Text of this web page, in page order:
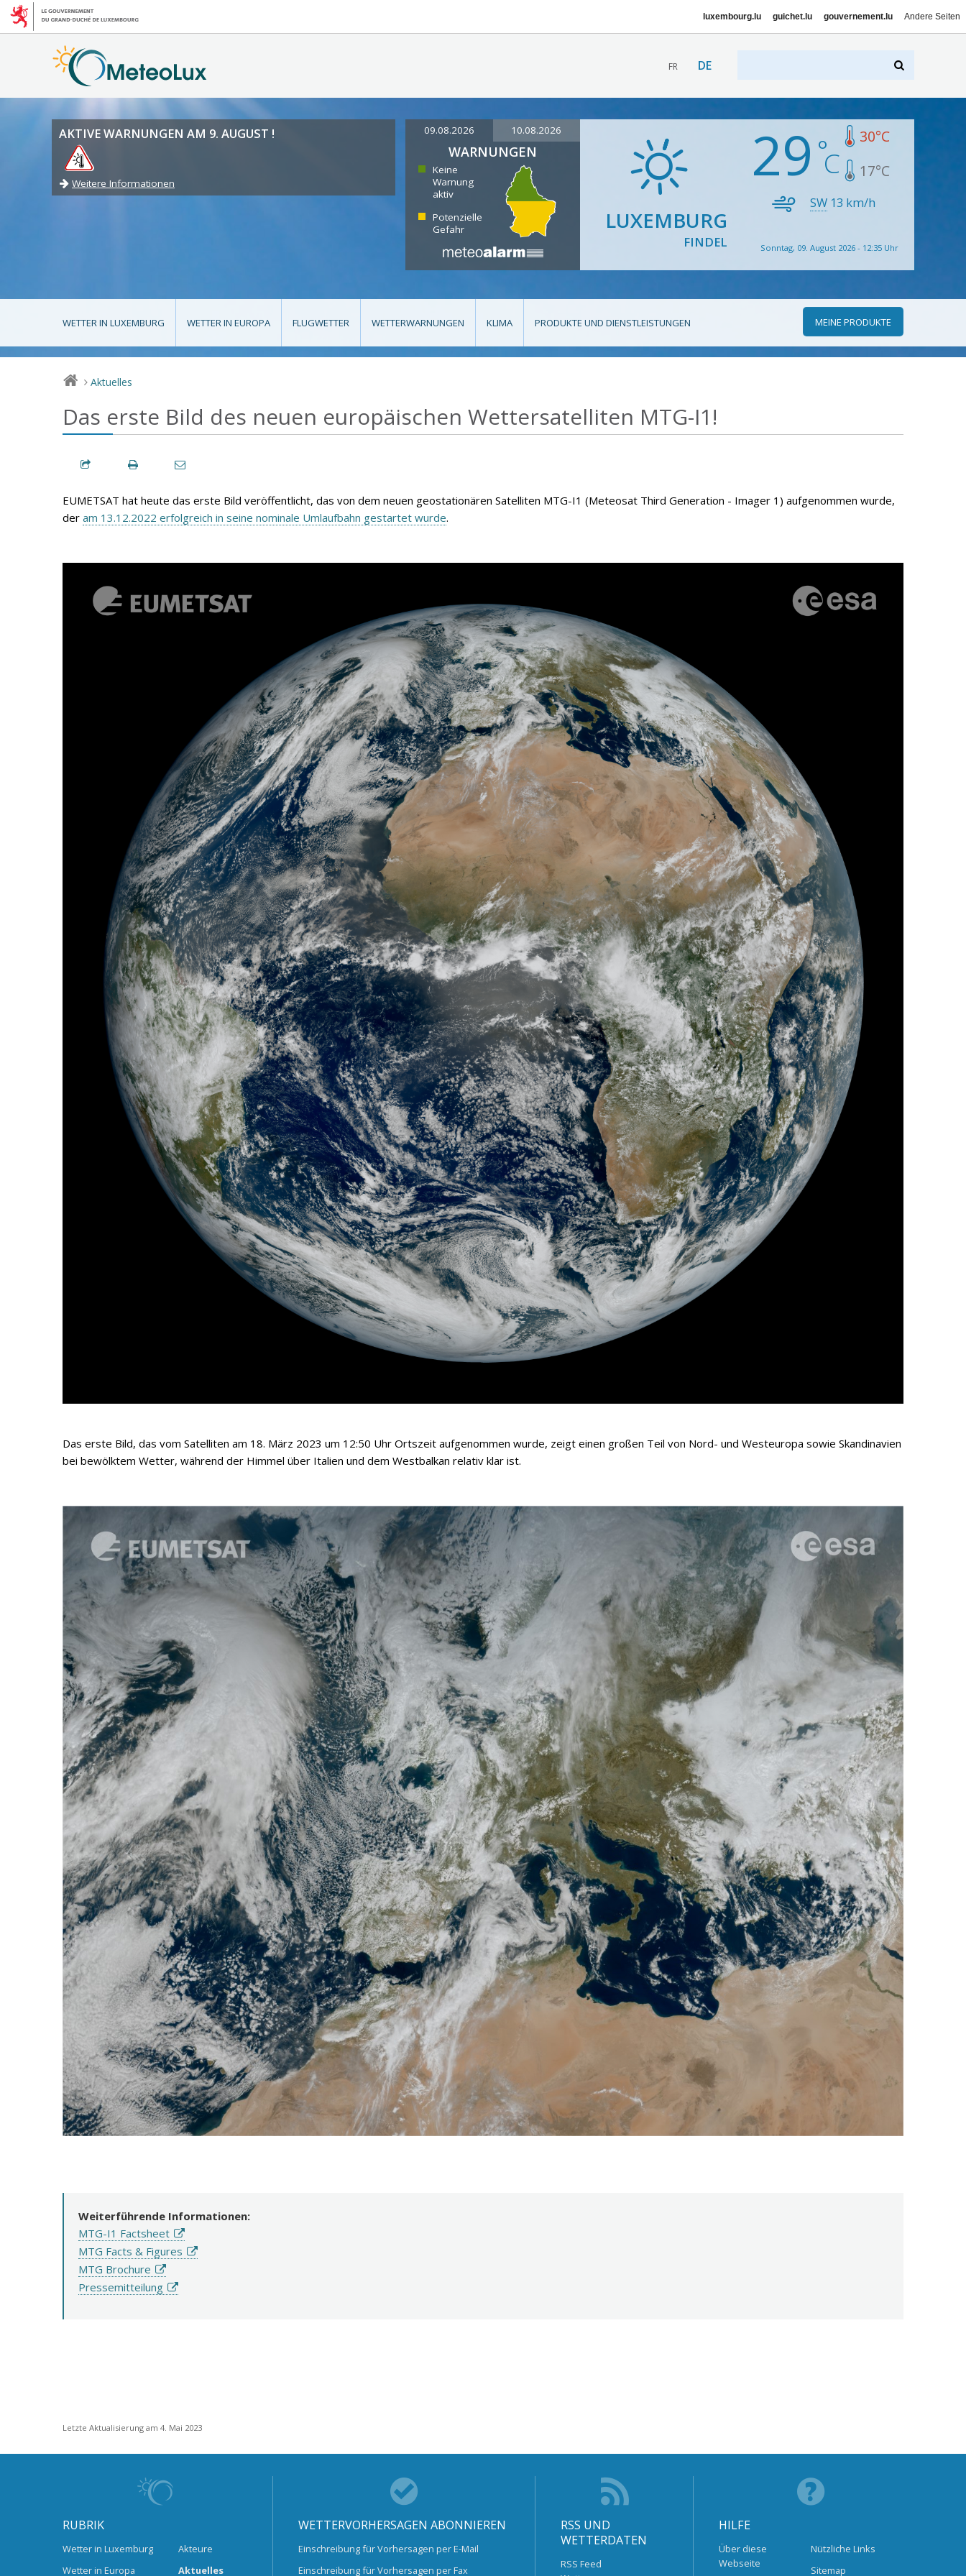
luxembourg.lu guichet.lu gouvernement.lu Andere Seiten
FR DE
AKTIVE WARNUNGEN AM 9. AUGUST !
Weitere Informationen
09.08.2026 10.08.2026
WARNUNGEN
Keine
Warnung
aktiv
Potenzielle
Gefahr
LUXEMBURG
FINDEL
29 30°C
17°C
SW 13 km/h
Sonntag, 09. August 2026 - 12:35 Uhr
WETTER IN LUXEMBURG WETTER IN EUROPA FLUGWETTER WETTERWARNUNGEN KLIMA PRODUKTE UND DIENSTLEISTUNGEN MEINE PRODUKTE
> Aktuelles
Das erste Bild des neuen europäischen Wettersatelliten MTG-I1!
EUMETSAT hat heute das erste Bild veröffentlicht, das von dem neuen geostationären Satelliten MTG-I1 (Meteosat Third Generation - Imager 1) aufgenommen wurde,
der am 13.12.2022 erfolgreich in seine nominale Umlaufbahn gestartet wurde.
Das erste Bild, das vom Satelliten am 18. März 2023 um 12:50 Uhr Ortszeit aufgenommen wurde, zeigt einen großen Teil von Nord- und Westeuropa sowie Skandinavien
bei bewölktem Wetter, während der Himmel über Italien und dem Westbalkan relativ klar ist.
Weiterführende Informationen:
MTG-I1 Factsheet
MTG Facts & Figures
MTG Brochure
Pressemitteilung
Letzte Aktualisierung am 4. Mai 2023
RUBRIK
Wetter in Luxemburg
Wetter in Europa
Akteure
Aktuelles
WETTERVORHERSAGEN ABONNIEREN
Einschreibung für Vorhersagen per E-Mail
Einschreibung für Vorhersagen per Fax
RSS UND
WETTERDATEN
RSS Feed
HILFE
Über diese
Webseite
Nützliche Links
Sitemap